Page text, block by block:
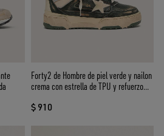
Forty2 de Hombre de piel verde y nailon
crema con estrella de TPU y refuerzo
$ 910